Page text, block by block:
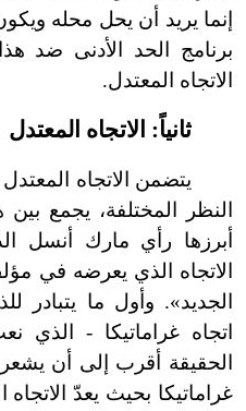
إنما يريد أن يحل محله
برنامج الحد الأدنى ضد
الاتجاه المعتدل.
ثانياً: الاتجاه المعتدل
يتضمن الاتجاه
النظر المختلفة، يجمع
أبرزها رأي مارك
الاتجاه الذي يعرضه في
الجديد». وأول ما يتبادر
اتجاه غراماتيكا- الذي
الحقيقة أقرب إلى أن
غراماتيكا بحيث يعدّ